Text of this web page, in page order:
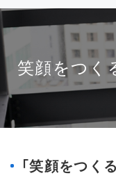
笑顔をつく
「笑顔をつく